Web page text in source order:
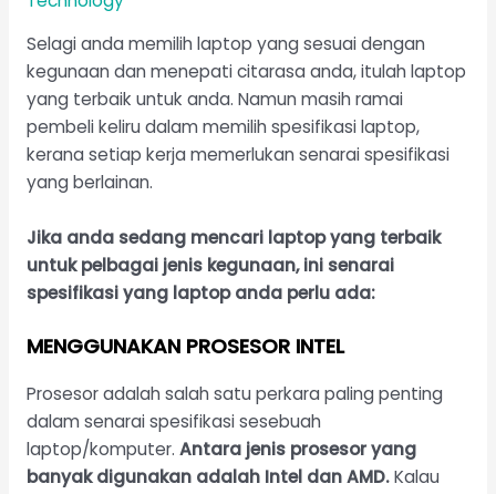
Selagi anda memilih laptop yang sesuai dengan
kegunaan dan menepati citarasa anda, itulah laptop
yang terbaik untuk anda. Namun masih ramai
pembeli keliru dalam memilih spesifikasi laptop,
kerana setiap kerja memerlukan senarai spesifikasi
yang berlainan.
Jika anda sedang mencari laptop yang terbaik
untuk pelbagai jenis kegunaan, ini senarai
spesifikasi yang laptop anda perlu ada:
MENGGUNAKAN PROSESOR INTEL
Prosesor adalah salah satu perkara paling penting
dalam senarai spesifikasi sesebuah
laptop/komputer. Antara jenis prosesor yang
banyak digunakan adalah Intel dan AMD.Kalau